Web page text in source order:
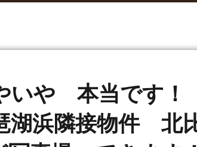
いや 本当です！
湖浜隣接物件 北